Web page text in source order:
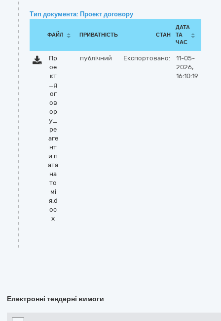
Тип документа: Проект договору
ФАЙЛ ПРИВАТНІСТЬ СТАН
ДАТА
ТА
ЧАС
Пр
ое
кт
_д
ог
ов
ор
у_
ре
аге
нт
и п
ата
на
то
мі
я.d
oc
x
публічний Експортовано:
11-05-
2026,
16:10:19
Електронні тендерні вимоги